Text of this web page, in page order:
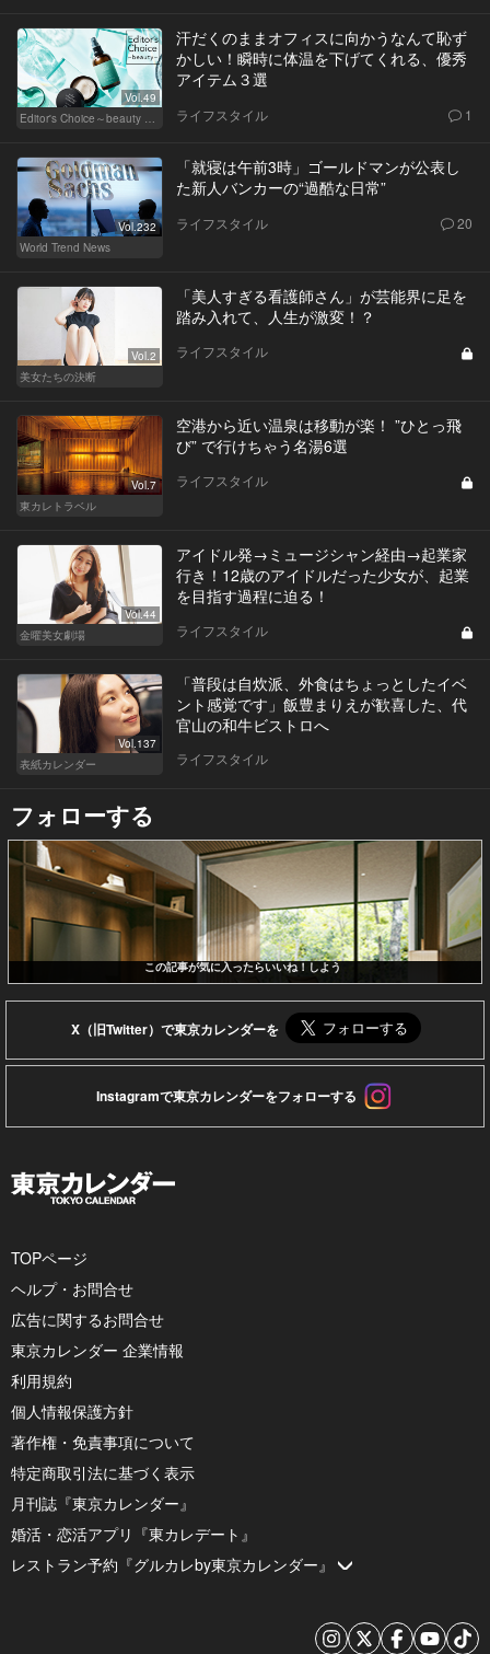
Vol.49
汗だくのままオフィスに向かうなんて恥ず
かしい！瞬時に体温を下げてくれる、優秀
アイテム３選
ライフスタイル 1
Vol.232
World Trend News
「就寝は午前3時」ゴールドマンが公表し
た新人バンカーの“過酷な日常”
ライフスタイル 20
Vol.2
美女たちの決断
「美人すぎる看護師さん」が芸能界に足を
踏み入れて、人生が激変！？
ライフスタイル
Vol.7
東カレトラベル
空港から近い温泉は移動が楽！ ”ひとっ飛
び” で行けちゃう名湯6選
ライフスタイル
Vol.44
金曜美女劇場
アイドル発→ミュージシャン経由→起業家
行き！12歳のアイドルだった少女が、起業
を目指す過程に迫る！
ライフスタイル
Vol.137
表紙カレンダー
「普段は自炊派、外食はちょっとしたイベ
ント感覚です」飯豊まりえが歓喜した、代
官山の和牛ビストロへ
ライフスタイル
フォローする
この記事が気に入ったらいいね！しよう
X（旧Twitter）で東京カレンダーを
Instagramで東京カレンダーをフォローする
TOPページ
ヘルプ・お問合せ
広告に関するお問合せ
東京カレンダー 企業情報
利用規約
個人情報保護方針
著作権・免責事項について
特定商取引法に基づく表示
月刊誌『東京カレンダー』
婚活・恋活アプリ『東カレデート』
レストラン予約『グルカレby東京カレンダー』